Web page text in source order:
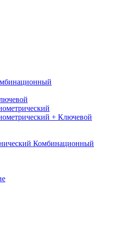
+ Ключевой
Комбинационный